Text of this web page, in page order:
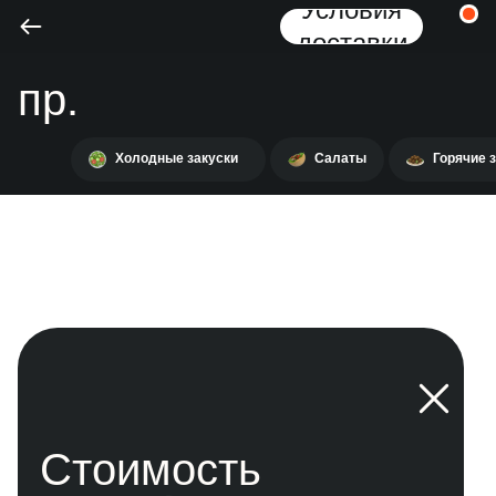
Условия
доставки
пр.
Каменноостровкий
14
Холодные закуски Салаты Горячие
Стоимость